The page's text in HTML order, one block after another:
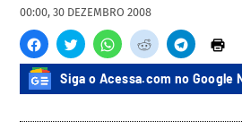
00:00, 30 DEZEMBRO 2008
Siga o Acessa.com no Google